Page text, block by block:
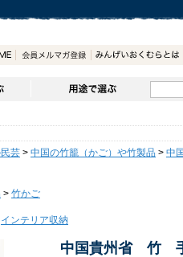
芸 > 中国の竹籠（かご）や竹製品 > 中
> 竹かご
インテリア収納
中国貴州省 竹